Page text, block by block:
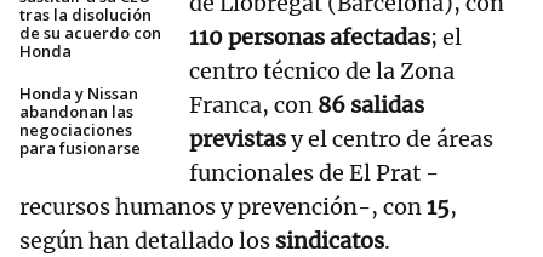
tras la disolución
de su acuerdo con
Honda
Honda y Nissan
abandonan las
negociaciones
para fusionarse
110 personas afectadas; el
centro técnico de la Zona
Franca, con 86 salidas
previstasy el centro de áreas
funcionales de El Prat -
recursos humanos y prevención-, con15,
según han detallado los sindicatos.